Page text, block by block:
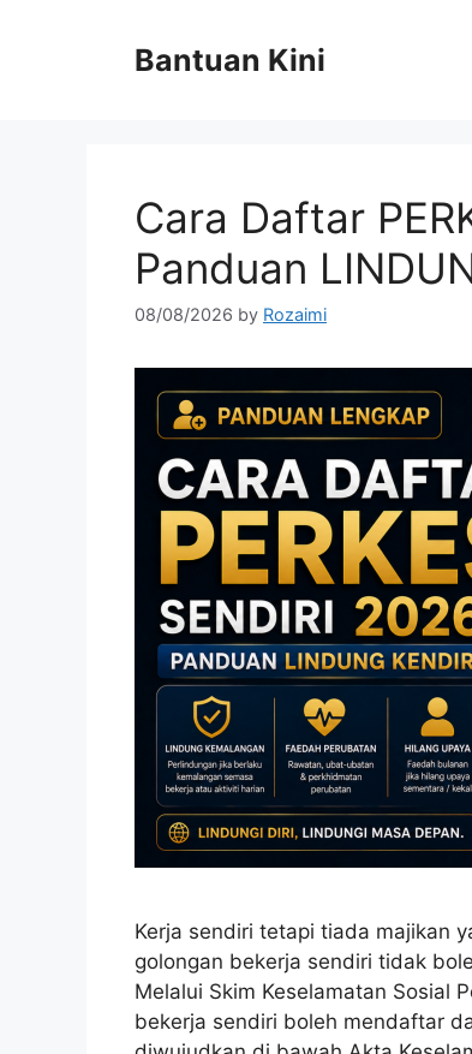
Bantuan Kini
Cara Daftar
Panduan
08/08/2026 by Rozaimi
Kerja sendiri tetapi tiada majikan
golongan bekerja sendiri tidak
Melalui Skim Keselamatan Sosial
bekerja sendiri boleh mendaftar